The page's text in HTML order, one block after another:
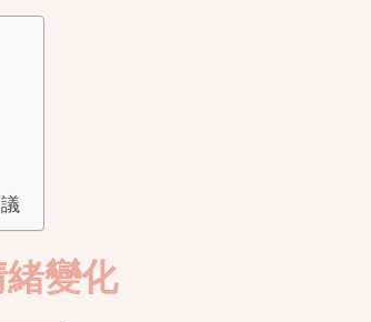
變化